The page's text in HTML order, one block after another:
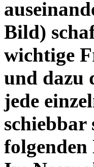
Bild)
wichtige
und dazu
jede